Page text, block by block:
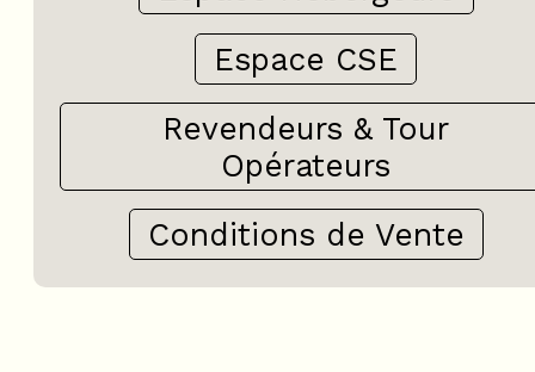
Espace CSE
Revendeurs & Tour
Opérateurs
Conditions de Vente